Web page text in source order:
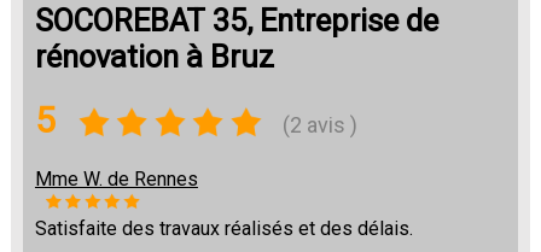
SOCOREBAT 35, Entreprise de
rénovation à Bruz
5 (2 avis )
Mme W. de Rennes
Satisfaite des travaux réalisés et des délais.